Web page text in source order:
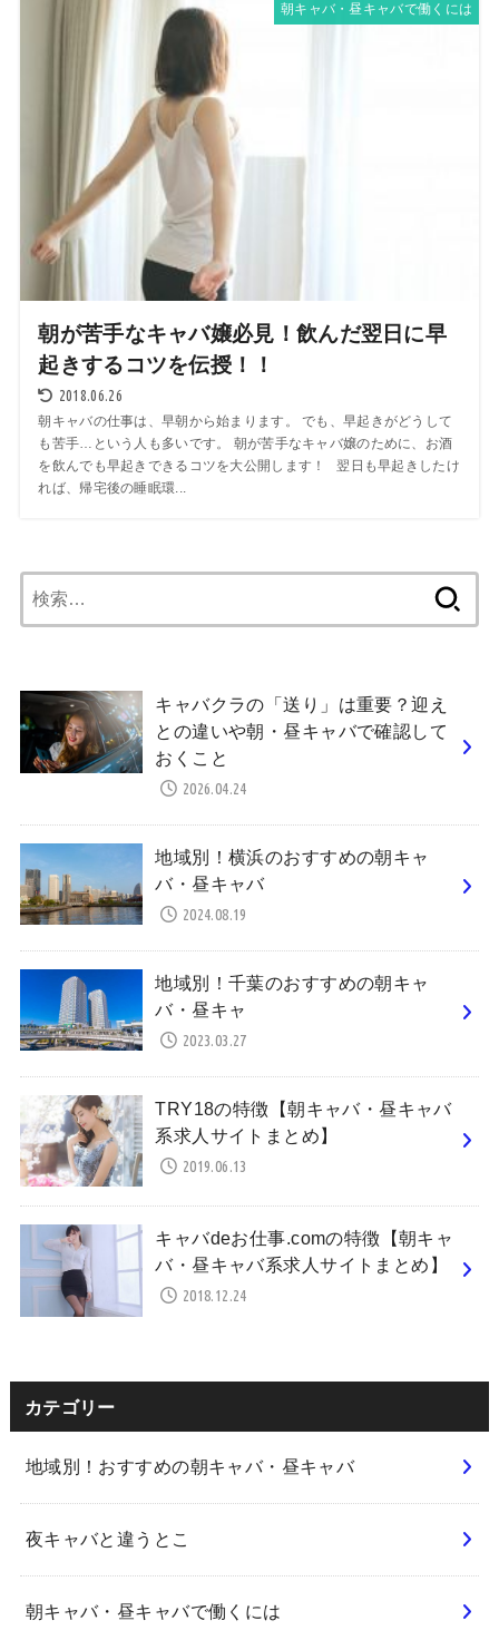
朝キャバ・昼キャバで働くには
朝が苦手なキャバ嬢必見！飲んだ翌日に早
起きするコツを伝授！！
2018.06.26
朝キャバの仕事は、早朝から始まります。 でも、早起きがどうして
も苦手…という人も多いです。 朝が苦手なキャバ嬢のために、お酒
を飲んでも早起きできるコツを大公開します！ 翌日も早起きしたけ
れば、帰宅後の睡眠環...
索:
キャバクラの「送り」は重要？迎え
との違いや朝・昼キャバで確認して
おくこと
2026.04.24
地域別！横浜のおすすめの朝キャ
バ・昼キャバ
2024.08.19
地域別！千葉のおすすめの朝キャ
バ・昼キャ
2023.03.27
TRY18の特徴【朝キャバ・昼キャバ
系求人サイトまとめ】
2019.06.13
キャバdeお仕事.comの特徴【朝キャ
バ・昼キャバ系求人サイトまとめ】
2018.12.24
カテゴリー
地域別！おすすめの朝キャバ・昼キャバ
夜キャバと違うとこ
朝キャバ・昼キャバで働くには